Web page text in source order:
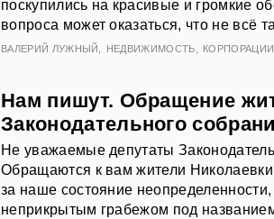
поскупились на красивые и громкие
вопроса может оказаться, что не всё
ВАЛЕРИЙ ЛУЖНЫЙ НЕДВИЖИМОСТЬ КОРПОРАЦИИ
Нам пишут. Обращение
Законодательного
Не уважаемые депутаты
Обращаются к вам жители
за наше состояние
неприкрытым грабежом под